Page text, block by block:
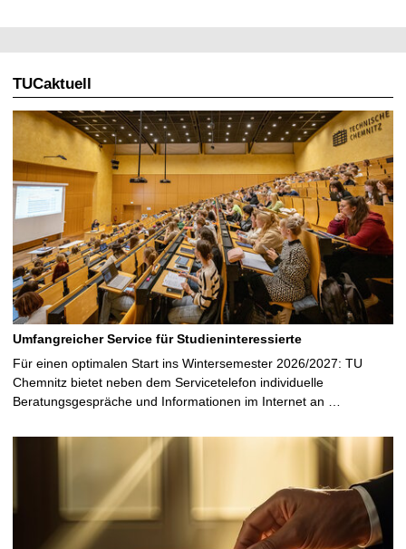
TUCaktuell
Umfangreicher Service für Studieninteressierte
Für einen optimalen Start ins Wintersemester 2026/2027: TU
Chemnitz bietet neben dem Servicetelefon individuelle
Beratungsgespräche und Informationen im Internet an …